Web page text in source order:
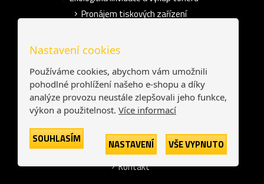
Pronájem tiskových zařízení
O společnosti
Kdo jsme?
Používání cookies
Ochrana osobních údajů
Obchodní podmínky
Pro média
Kontakt
Nastavení cookies
Používáme cookies, abychom vám umožnili
pohodlné prohlížení našeho e-shopu a díky
analýze provozu neustále zlepšovali jeho funkce,
výkon a použitelnost. Více informací
SOUHLASÍM NASTAVENÍ VŠE VYPNUTO